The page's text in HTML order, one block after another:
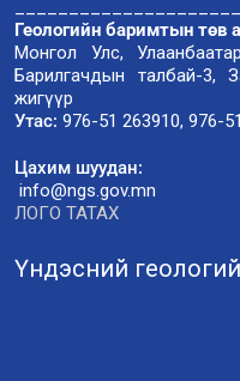
Геологийн баримтын төв
Монгол Улс,
Барилгачдын талбай-3,
жигүүр
Утас: 976-51 263910, 976-
Цахим шуудан:
info@ngs.gov.mn
ЛОГО ТАТАХ
Үндэсний